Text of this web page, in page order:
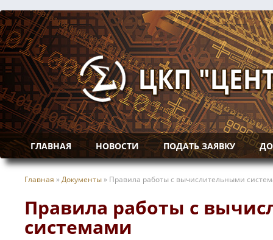
ГЛАВНАЯ НОВОСТИ ПОДАТЬ ЗАЯВКУ
Главная »Документы» Правила работы с вычислительными
Правила работы с
системами